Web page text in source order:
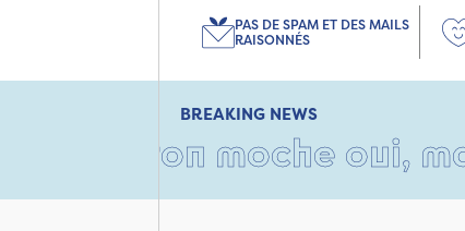
PAS DE SPAM ET DES MAILS
RAISONNÉS
BREAKING NEWS
moche oui, mais